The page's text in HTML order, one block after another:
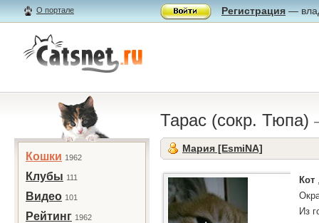
О портале Регистрация —
Кошки 1962
Клубы 111
Видео 101
Рейтинг 1962
Тарас (сокр. Тюпа)
Мария [EsmiNA]
Кот
Из